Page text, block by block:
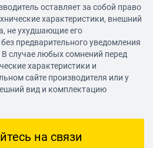
оставляет за собой право
характеристики, внешний
не ухудшающие его
предварительного уведомления
случае любых сомнений перед
характеристики и
сайте производителя или у
вид и комплектацию
на связи